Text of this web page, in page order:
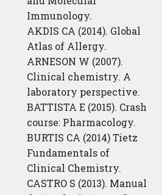
Immunology.
AKDIS CA (2014). Global
Atlas of Allergy.
ARNESON W (2007).
Clinical chemistry. A
laboratory perspective.
BATTISTA E (2015). Crash
course: Pharmacology.
BURTIS CA (2014) Tietz
Fundamentals of
Clinical Chemistry.
CASTRO S (2013). Manual